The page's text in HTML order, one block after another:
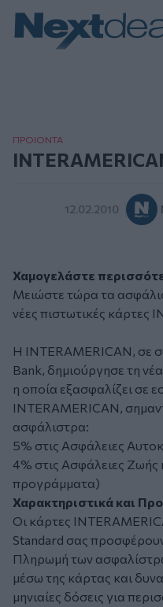
ΠΡΟΙΟΝΤΑ
12.02.2010
Χαμογελάστε
Μειώστε τώρα τα
νέες πιστωτικές κάρτες
Η INTERAMERICAN, σε
Bank, δημιούργησε τη
η οποία εξασφαλίζει σε
INTERAMERICAN,
ασφάλιστρα:
5% στις Ασφάλειες
4% στις Ασφάλειες Ζωής
προγράμματα)
Χαρακτηριστικά και
Οι κάρτες
Standard σας
Πληρωμή των
μέσω της κάρτας και
μηνιαίες δόσεις για